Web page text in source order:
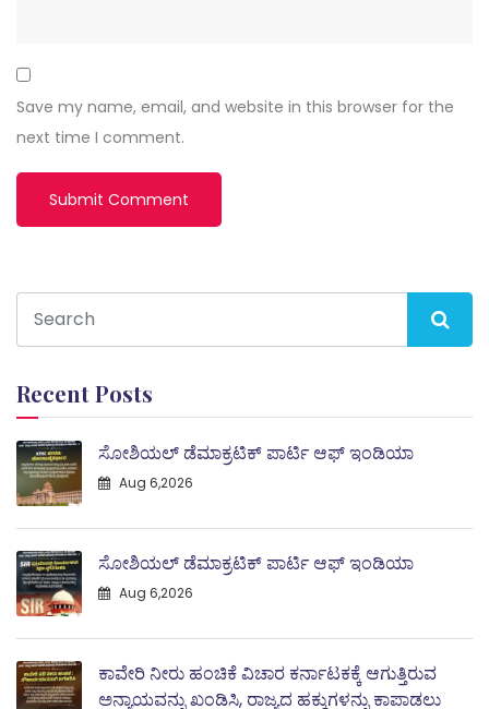
Save my name, email, and website in this browser for the
next time I comment.
Recent Posts
ಸೋಶಿಯಲ್ ಡೆಮಾಕ್ರಟಿಕ್ ಪಾರ್ಟಿ ಆಫ್ ಇಂಡಿಯಾ
Aug 6,2026
ಸೋಶಿಯಲ್ ಡೆಮಾಕ್ರಟಿಕ್ ಪಾರ್ಟಿ ಆಫ್ ಇಂಡಿಯಾ
Aug 6,2026
ಕಾವೇರಿ ನೀರು ಹಂಚಿಕೆ ವಿಚಾರ ಕರ್ನಾಟಕಕ್ಕೆ ಆಗುತ್ತಿರುವ
ಅನ್ಯಾಯವನ್ನು ಖಂಡಿಸಿ, ರಾಜ್ಯದ ಹಕ್ಕುಗಳನ್ನು ಕಾಪಾಡಲು